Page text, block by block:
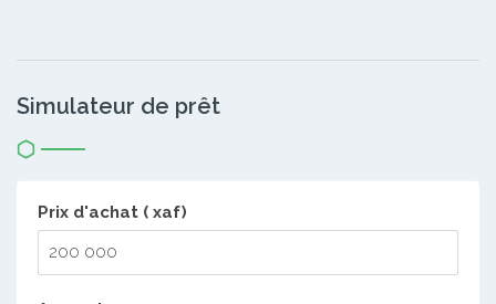
Simulateur de prêt
Prix d'achat ( xaf)